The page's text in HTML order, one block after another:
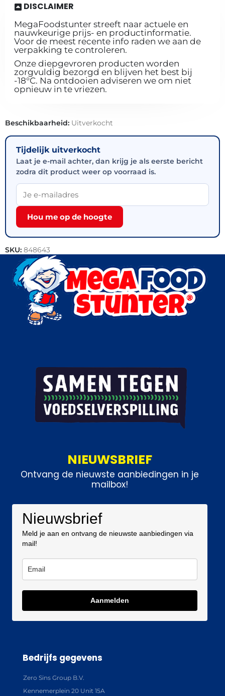
DISCLAIMER
MegaFoodstunter streeft naar actuele en
nauwkeurige prijs- en productinformatie.
Voor de meest recente info raden we aan de
verpakking te controleren.
Onze diepgevroren producten worden
zorgvuldig bezorgd en blijven het best bij
-18°C. Na ontdooien adviseren we om niet
opnieuw in te vriezen.
Beschikbaarheid: Uitverkocht
Tijdelijk uitverkocht
Laat je e-mail achter, dan krijg je als eerste bericht
zodra dit product weer op voorraad is.
Hou me op de hoogte
SKU: 848643
Categorieën:Bakkerij
NIEUWSBRIEF
Ontvang de nieuwste aanbiedingen in je
mailbox!
Nieuwsbrief
Meld je aan en ontvang de nieuwste aanbiedingen via
mail!
Aanmelden
Bedrijfs gegevens
Zero Sins Group B.V.
Kennemerplein 20 Unit 15A